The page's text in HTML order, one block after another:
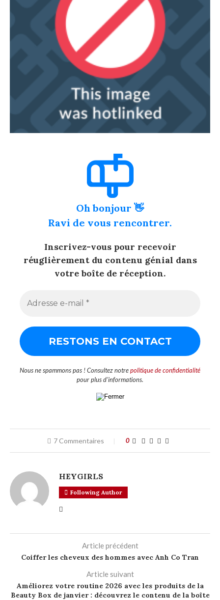
Oh bonjour 👋
Ravi de vous rencontrer.
Inscrivez-vous pour recevoir
réuglièrement du contenu génial dans
votre boîte de réception.
Nous ne spammons pas ! Consultez notrepolitique de confidentialité
pour plus d’informations.
7 Commentaires 0
HEYGIRLS
Following Author
Article précédent
Coiffer les cheveux des hommes avec Anh Co Tran
Article suivant
Améliorez votre routine 2026 avec les produits de la
Beauty Box de janvier : découvrez le contenu de la boîte